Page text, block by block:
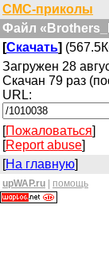
СМС-приколы
Файл
[Скачать]
Загружен 28
Скачан 79 раз
URL:
[Пожаловаться]
[Report abuse]
[На главную]
upWAP.ru помощь